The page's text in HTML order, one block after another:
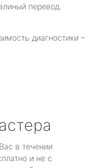
перевод.
диагностики –
в течении
и не с